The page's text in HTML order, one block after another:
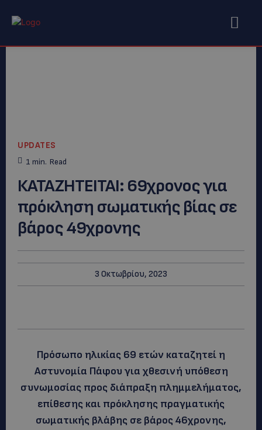
UPDATES
1 min. Read
ΚΑΤΑΖΗΤΕΙΤΑΙ: 69χρονος για
πρόκληση σωματικής βίας σε
βάρος 49χρονης
3 Οκτωβρίου, 2023
Πρόσωπο ηλικίας 69 ετών καταζητεί η
Αστυνομία Πάφου για χθεσινή υπόθεση
συνωμοσίας προς διάπραξη πλημμελήματος,
επίθεσης και πρόκλησης πραγματικής
σωματικής βλάβης σε βάρος 46χρονης,